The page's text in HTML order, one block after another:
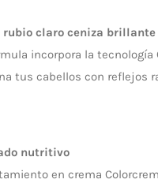
rubio claro ceniza brillante
incorpora la
tus cabellos con reflejos
nutritivo
en crema